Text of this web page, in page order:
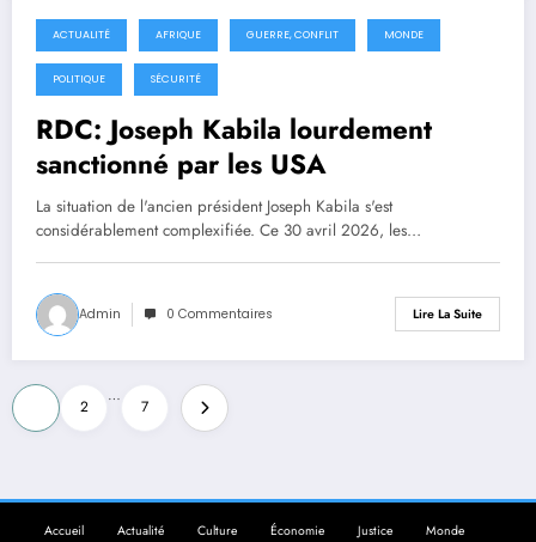
1 mai 2026
ACTUALITÉ AFRIQUE GUERRE, CONFLIT MONDE
POLITIQUE SÉCURITÉ
RDC: Joseph Kabila lourdement
sanctionné par les USA
La situation de l'ancien président Joseph Kabila s'est
considérablement complexifiée. Ce 30 avril 2026, les…
Admin 0 Commentaires Lire La Suite
Pagination
des
2
…
7
Accueil Actualité Culture Économie Justice Monde